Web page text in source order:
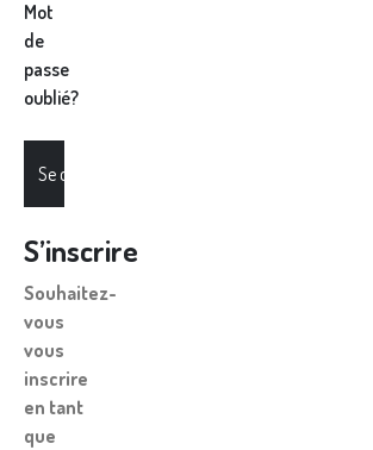
Mot
de
passe
oublié?
Se connecter
S’inscrire
Souhaitez-
vous
vous
inscrire
en tant
que